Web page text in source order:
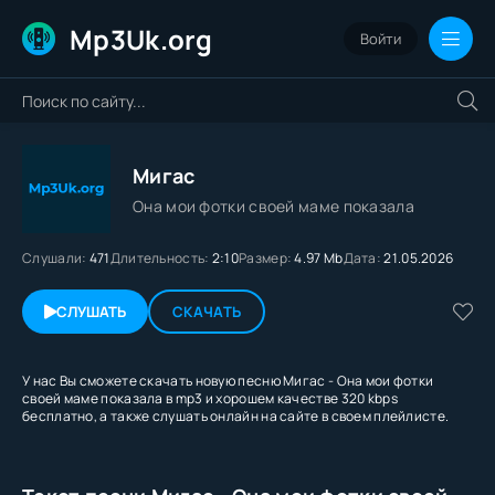
Mp3Uk.org Войти
Мигас
Она мои фотки своей маме показала
Слушали: 471Длительность: 2:10Размер: 4.97 MbДата:21.05.2026
СЛУШАТЬ СКАЧАТЬ
У нас Вы сможете скачать новую песню Мигас - Она мои фотки
своей маме показала в mp3 и хорошем качестве 320 kbps
бесплатно, а также слушать онлайн на сайте в своем плейлисте.